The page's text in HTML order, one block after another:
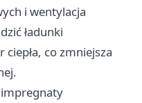
i wentylacja
ładunki
co zmniejsza